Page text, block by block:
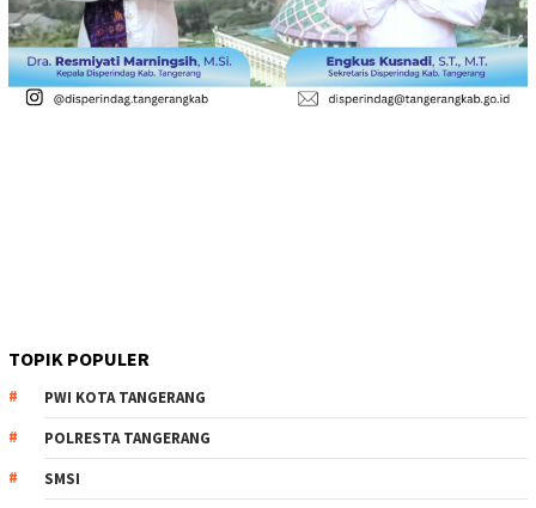
TOPIK POPULER
PWI KOTA TANGERANG
POLRESTA TANGERANG
SMSI